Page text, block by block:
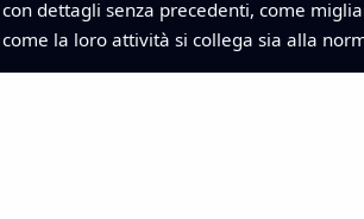
dettagli senza precedenti, come
la loro attività si collega sia alla